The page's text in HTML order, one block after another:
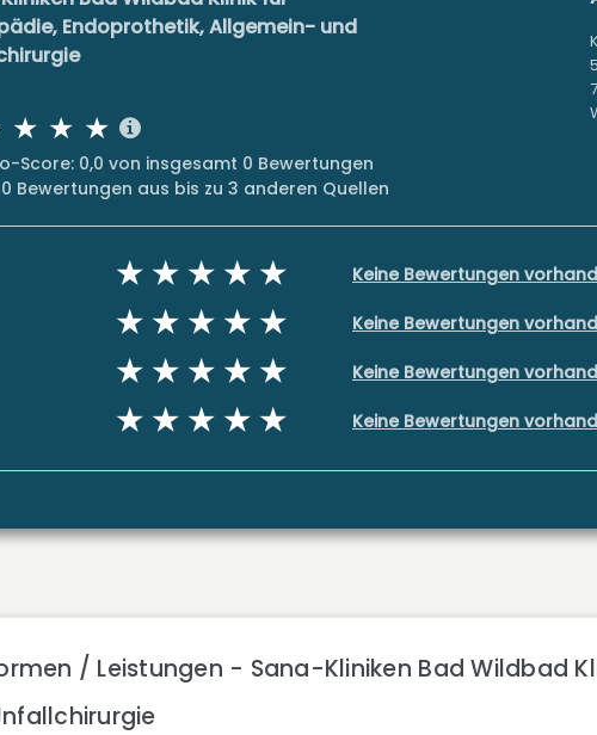
Endoprothetik, Allgemein- und
Score: 0,0 von insgesamt 0 Bewertungen
Bewertungen aus bis zu 3 anderen Quellen
5
Keine Bewertungen
Keine Bewertungen
Keine Bewertungen
Keine Bewertungen
/ Leistungen - Sana-Kliniken Bad Wildbad